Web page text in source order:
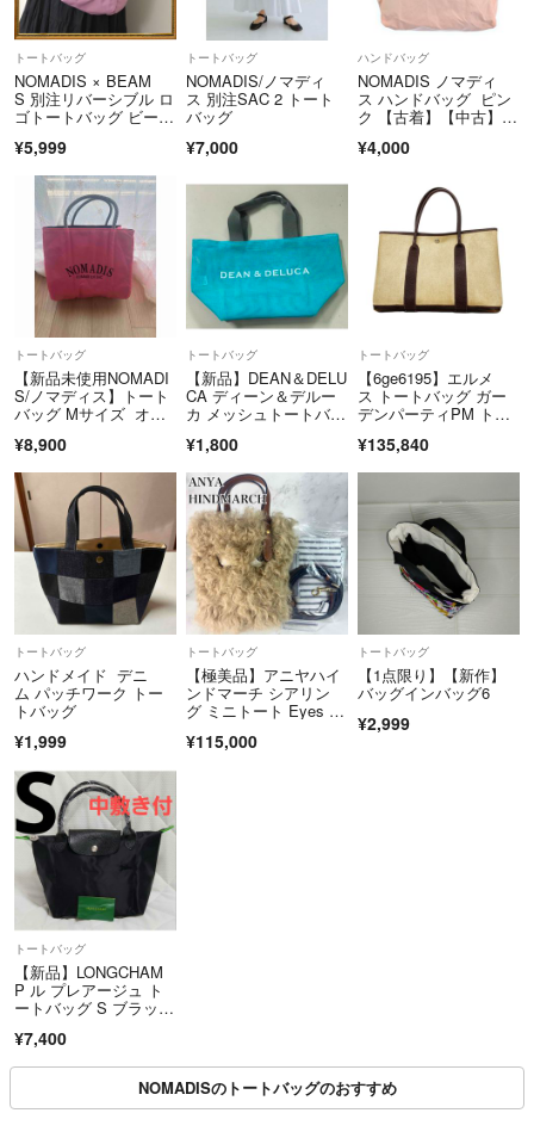
トートバッグ
NOMADIS × BEAM
S 別注リバーシブル ロ
ゴトートバッグ ビーム
¥5,999
トートバッグ
NOMADIS/ノマディ
ス 別注SAC 2 トート
バッグ
¥7,000
ハンドバッグ
NOMADIS ノマディ
ス ハンドバッグ ピン
ク 【古着】【中古】
¥4,000
トートバッグ
【新品未使用NOMADI
S/ノマディス】トート
バッグ Mサイズ オシ
¥8,900
トートバッグ
【新品】DEAN＆DELU
CA ディーン＆デルー
カ メッシュトートバッ
¥1,800
トートバッグ
【6ge6195】エルメ
ス トートバッグ ガー
デンパーティPM トワ
ン シルバー金具 T刻印
【中古】レディース
¥135,840
トートバッグ
ハンドメイド デニ
ム パッチワーク トー
トバッグ
¥1,999
トートバッグ
【極美品】アニヤハイ
ンドマーチ シアリン
グ ミニトート Eyes 2
¥115,000
トートバッグ
【1点限り】【新作】
バッグインバッグ6
¥2,999
トートバッグ
【新品】LONGCHAM
P ル プレアージュ ト
ートバッグ S ブラック
¥7,400
NOMADISのトートバッグのおすすめ